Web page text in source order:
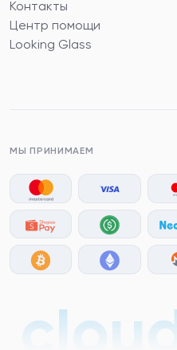
Контакты
Центр помощи
Looking Glass
МЫ ПРИНИМАЕМ